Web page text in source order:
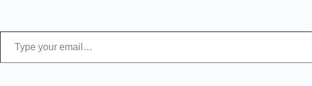
Type your email…